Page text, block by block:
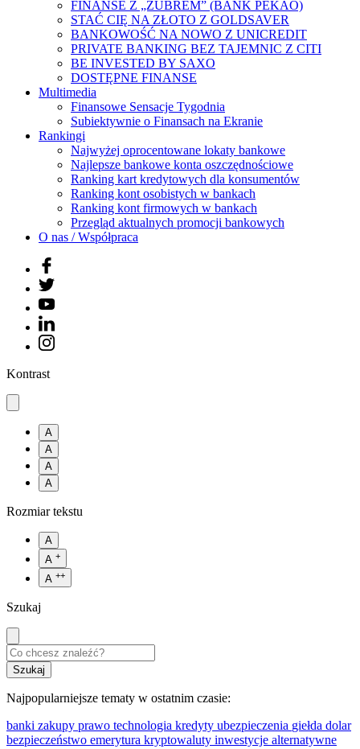
FINANSE Z „ŻUBREM” (BANK PEKAO)
STAĆ CIĘ NA ZŁOTO Z GOLDSAVER
BANKOWOŚĆ NA NOWO Z UNICREDIT
PRIVATE BANKING BEZ TAJEMNIC Z CITI
BE INVESTED BY SAXO
DOSTĘPNE FINANSE
Multimedia
Finansowe Sensacje Tygodnia
Subiektywnie o Finansach na Ekranie
Rankingi
Najwyżej oprocentowane lokaty bankowe
Najlepsze bankowe konta oszczędnościowe
Ranking kart kredytowych dla konsumentów
Ranking kont osobistych w bankach
Ranking kont firmowych w bankach
Przegląd aktualnych promocji bankowych
O nas / Współpraca
Kontrast
A
A
A
A
Rozmiar tekstu
A
A +
A ++
Szukaj
Najpopularniejsze tematy w ostatnim czasie:
banki zakupy prawo technologia kredyty ubezpieczenia giełda dolar
bezpieczeństwo emerytura kryptowaluty inwestycje alternatywne